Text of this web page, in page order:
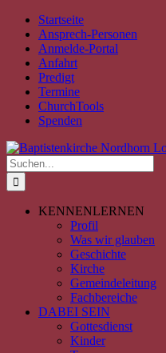
Zum
Inhalt
springen
Facebook
Instagram
YouTube
Spotify
Mail
PayPalStartseite
Ansprech-Personen
Anmelde-Portal
Anfahrt
Predigt
Termine
ChurchTools
Spenden
Suche
nach:
KENNENLERNEN
Profil
Was wir glauben
Geschichte
Kirche
Gemeindeleitung
Fachbereiche
DABEI SEIN
Gottesdienst
Kinder